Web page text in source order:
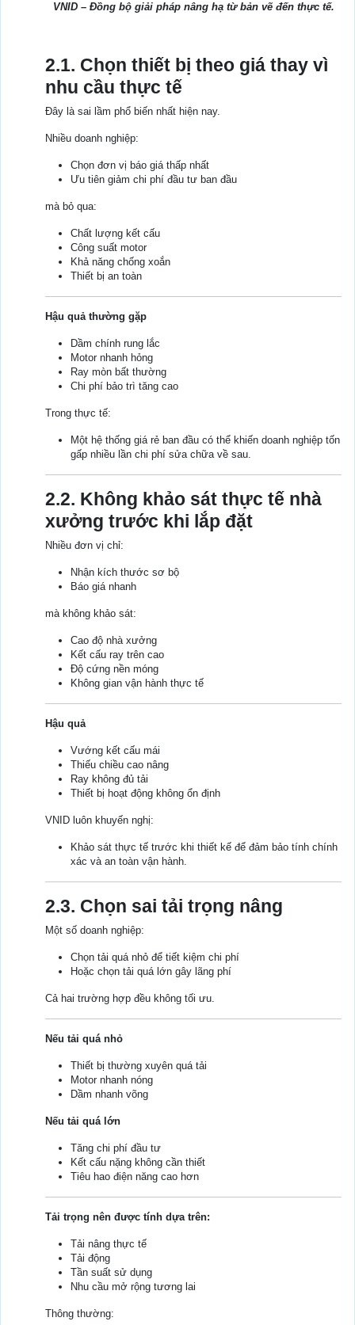
VNID – Đồng bộ giải pháp nâng hạ từ bản vẽ đến thực tế.
2.1. Chọn thiết bị theo giá thay vì
nhu cầu thực tế
Đây là sai lầm phổ biến nhất hiện nay.
Nhiều doanh nghiệp:
Chọn đơn vị báo giá thấp nhất
Ưu tiên giảm chi phí đầu tư ban đầu
mà bỏ qua:
Chất lượng kết cấu
Công suất motor
Khả năng chống xoắn
Thiết bị an toàn
Hậu quả thường gặp
Dầm chính rung lắc
Motor nhanh hỏng
Ray mòn bất thường
Chi phí bảo trì tăng cao
Trong thực tế:
Một hệ thống giá rẻ ban đầu có thể khiến doanh nghiệp tốn
gấp nhiều lần chi phí sửa chữa về sau.
2.2. Không khảo sát thực tế nhà
xưởng trước khi lắp đặt
Nhiều đơn vị chỉ:
Nhận kích thước sơ bộ
Báo giá nhanh
mà không khảo sát:
Cao độ nhà xưởng
Kết cấu ray trên cao
Độ cứng nền móng
Không gian vận hành thực tế
Hậu quả
Vướng kết cấu mái
Thiếu chiều cao nâng
Ray không đủ tải
Thiết bị hoạt động không ổn định
VNID luôn khuyến nghị:
Khảo sát thực tế trước khi thiết kế để đảm bảo tính chính
xác và an toàn vận hành.
2.3. Chọn sai tải trọng nâng
Một số doanh nghiệp:
Chọn tải quá nhỏ để tiết kiệm chi phí
Hoặc chọn tải quá lớn gây lãng phí
Cả hai trường hợp đều không tối ưu.
Nếu tải quá nhỏ
Thiết bị thường xuyên quá tải
Motor nhanh nóng
Dầm nhanh võng
Nếu tải quá lớn
Tăng chi phí đầu tư
Kết cấu nặng không cần thiết
Tiêu hao điện năng cao hơn
Tải trọng nên được tính dựa trên:
Tải nâng thực tế
Tải động
Tần suất sử dụng
Nhu cầu mở rộng tương lai
Thông thường: